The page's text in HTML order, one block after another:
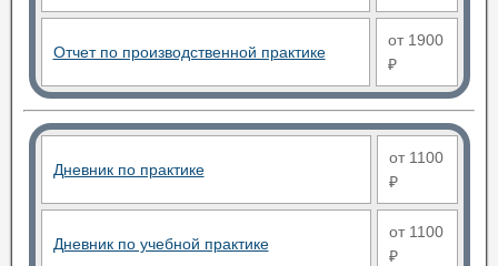
Отчет по производственной практике
от 1900
₽
Дневник по практике
от 1100
₽
Дневник по учебной практике
от 1100
₽